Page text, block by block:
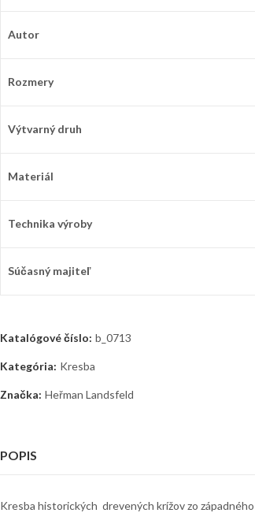
Autor
Rozmery
Výtvarný druh
Materiál
Technika výroby
Súčasný majiteľ
Katalógové číslo: b_0713
Kategória: Kresba
Značka: Heřman Landsfeld
POPIS
Kresba historických drevených krížov zo